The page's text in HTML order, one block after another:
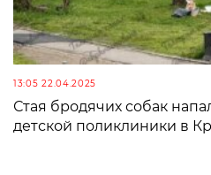
13:05 22.04.2025
Стая бродячих собак
детской поликлиники в